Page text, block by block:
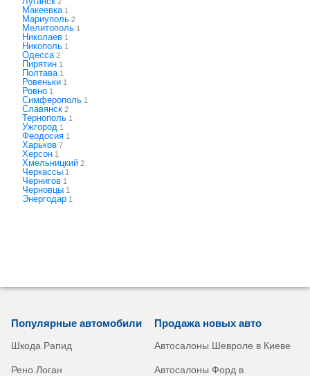
Макеевка 1
Мариуполь 2
Мелитополь 1
Николаев 1
Никополь 1
Одесса 2
Пирятин 1
Полтава 1
Ровеньки 1
Ровно 1
Симферополь 1
Славянск 2
Тернополь 1
Ужгород 1
Феодосия 1
Харьков 7
Херсон 1
Хмельницкий 2
Черкассы 1
Чернигов 1
Черновцы 1
Энергодар 1
Популярные автомобили
Шкода Рапид
Рено Логан
Продажа новых авто
Автосалоны Шевроле в Киеве
Автосалоны Форд в